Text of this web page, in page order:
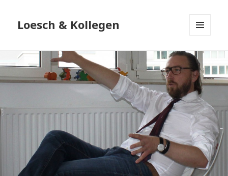
Loesch & Kollegen
WIDGETS